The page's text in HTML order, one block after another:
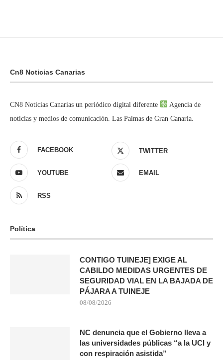
Cn8 Noticias Canarias
CN8 Noticias Canarias un periódico digital diferente
Agencia de
noticias y medios de comunicación. Las Palmas de Gran Canaria.
FACEBOOK TWITTER
YOUTUBE EMAIL
RSS
Política
CONTIGO TUINEJE] EXIGE AL
CABILDO MEDIDAS URGENTES DE
SEGURIDAD VIAL EN LA BAJADA DE
PÁJARA A TUINEJE
08/08/2026
NC denuncia que el Gobierno lleva a
las universidades públicas “a la UCI y
con respiración asistida”